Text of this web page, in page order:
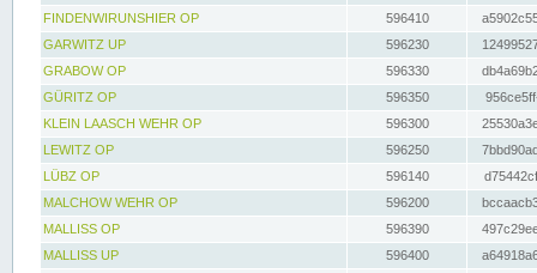
FINDENWIRUNSHIER OP
596410
GARWITZ UP
596230
GRABOW OP
596330
GÜRITZ OP
596350
KLEIN LAASCH WEHR OP
596300
LEWITZ OP
596250
LÜBZ OP
596140
MALCHOW WEHR OP
596200
MALLISS OP
596390
MALLISS UP
596400